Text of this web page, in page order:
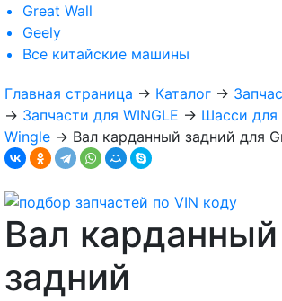
Great Wall
Geely
Все китайские машины
Главная страница → Каталог →
→ Запчасти для WINGLE → Шасси для
Wingle → Вал карданный задний для
Вал карданный
задний